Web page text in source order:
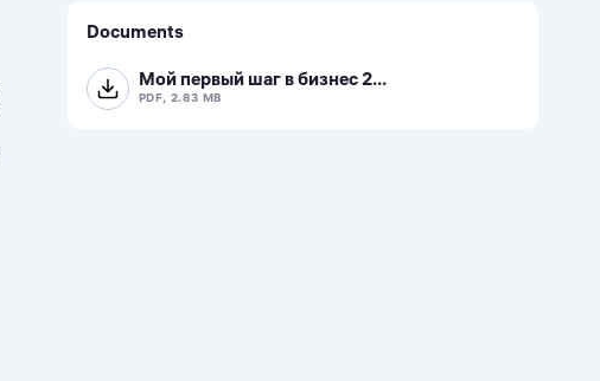
Documents
Мой первый шаг в бизнес 2...
PDF, 2.83 MB